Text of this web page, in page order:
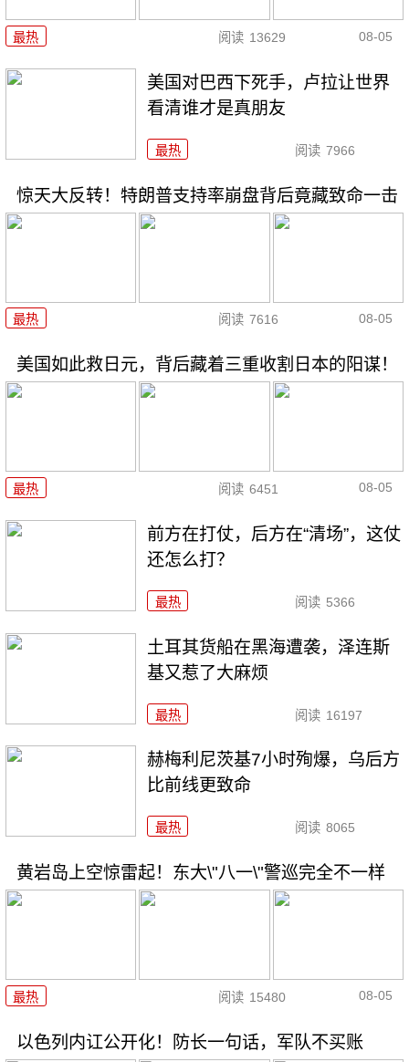
最热 阅读 13629 08-05
美国对巴西下死手，卢拉让世界
看清谁才是真朋友
最热 阅读 7966
惊天大反转！特朗普支持率崩盘背后竟藏致命一击
最热 阅读 7616 08-05
美国如此救日元，背后藏着三重收割日本的阳谋！
最热 阅读 6451 08-05
前方在打仗，后方在“清场”，这仗
还怎么打？
最热 阅读 5366
土耳其货船在黑海遭袭，泽连斯
基又惹了大麻烦
最热 阅读 16197
赫梅利尼茨基7小时殉爆，乌后方
比前线更致命
最热 阅读 8065
黄岩岛上空惊雷起！东大\"八一\"警巡完全不一样
最热 阅读 15480 08-05
以色列内讧公开化！防长一句话，军队不买账